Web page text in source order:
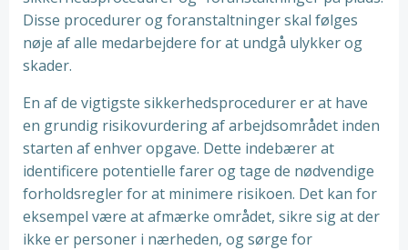
Disse procedurer og foranstaltninger skal følges
nøje af alle medarbejdere for at undgå ulykker og
skader.
En af de vigtigste sikkerhedsprocedurer er at have
en grundig risikovurdering af arbejdsområdet inden
starten af enhver opgave. Dette indebærer at
identificere potentielle farer og tage de nødvendige
forholdsregler for at minimere risikoen. Det kan for
eksempel være at afmærke området, sikre sig at der
ikke er personer i nærheden, og sørge for